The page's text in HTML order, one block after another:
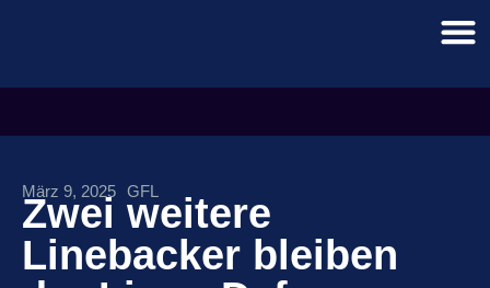
März 9, 2025 GFL
Zwei weitere
Linebacker bleiben